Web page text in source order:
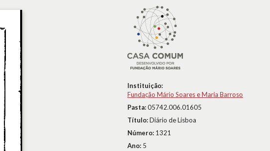
Instituição:
Fundação Mário Soares e Maria Barroso
Pasta:05742.006.01605
Título:Diário de Lisboa
Número: 1321
Ano: 5